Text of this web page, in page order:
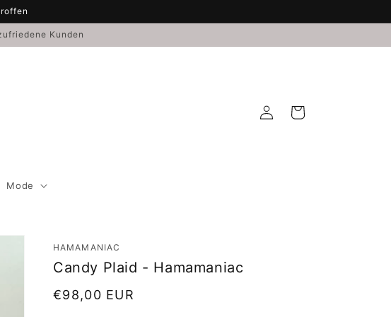
Kunden
Mode
EinloggenWarenkorb
HAMAMANIAC
Candy Plaid - Hamamaniac
Normaler
Preis
€98,00 EUR